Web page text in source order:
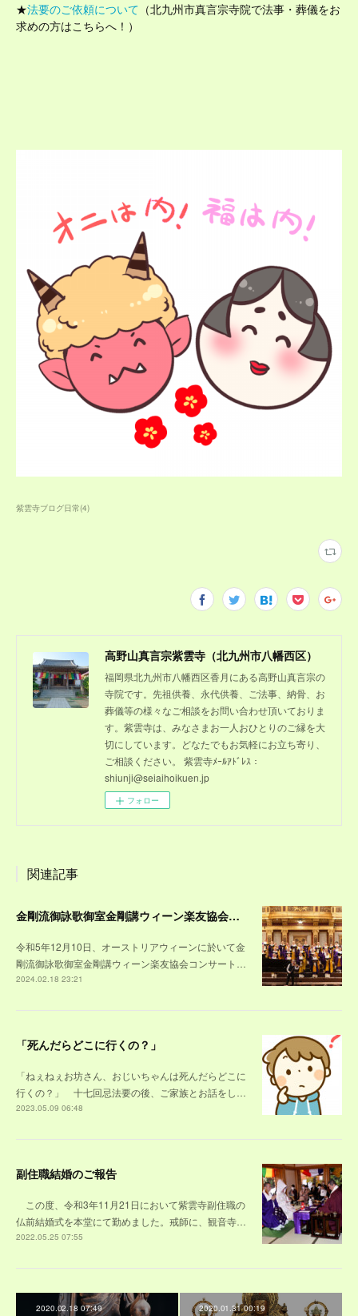
★法要のご依頼について （北九州市真言宗寺院で法事・葬儀をお
求めの方はこちらへ！）
紫雲寺ブログ日常(4)
高野山真言宗紫雲寺（北九州市八幡西区）
福岡県北九州市八幡西区香月にある高野山真言宗の
寺院です。先祖供養、永代供養、ご法事、納骨、お
葬儀等の様々なご相談をお問い合わせ頂いておりま
す。紫雲寺は、みなさまお一人おひとりのご縁を大
切にしています。どなたでもお気軽にお立ち寄り、
ご相談ください。 紫雲寺ﾒｰﾙｱﾄﾞﾚｽ：
shiunji@seiaihoikuen.jp
フォロー
関連記事
金剛流御詠歌御室金剛講ウィーン楽友協会コンサートを終えて
令和5年12月10日、オーストリアウィーンに於いて金
剛流御詠歌御室金剛講ウィーン楽友協会コンサート…
2024.02.18 23:21
「死んだらどこに行くの？」
「ねぇねぇお坊さん、おじいちゃんは死んだらどこに
行くの？」 十七回忌法要の後、ご家族とお話をし…
2023.05.09 06:48
副住職結婚のご報告
この度、令和3年11月21日において紫雲寺副住職の
仏前結婚式を本堂にて勤めました。戒師に、観音寺…
2022.05.25 07:55
2020.02.18 07:49 2020.01.31 00:19